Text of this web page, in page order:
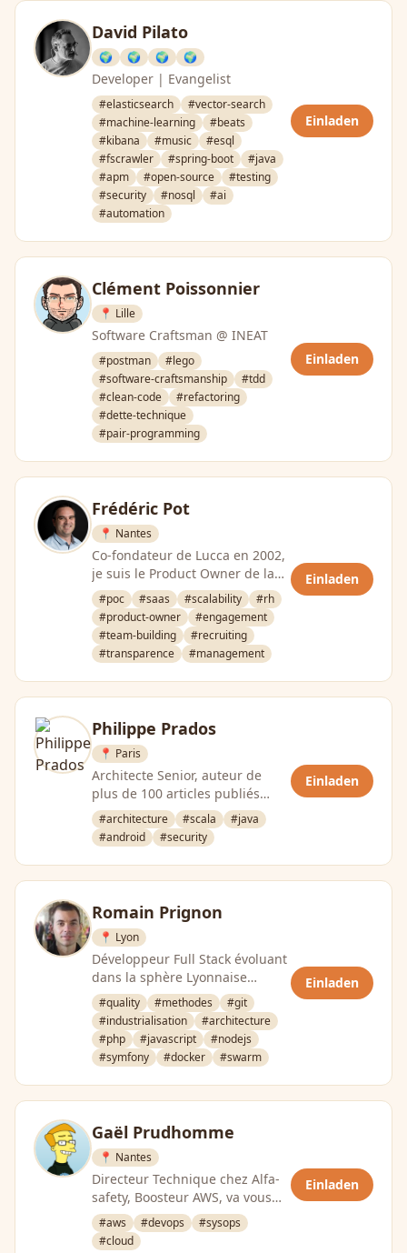
David Pilato
🌍 🌍 🌍 🌍
Developer | Evangelist
#elasticsearch
#vector-search
#machine-learning
#beats
#kibana
#music
#esql
#fscrawler
#spring-boot
#java
#apm
#open-source
#testing
#security
#nosql
#ai
#automation
Einladen
Clément Poissonnier
📍 Lille
Software Craftsman @ INEAT
#postman
#lego
#software-craftsmanship
#tdd
#clean-code
#refactoring
#dette-technique
#pair-programming
Einladen
Frédéric Pot
📍 Nantes
Co-fondateur de Lucca en 2002,
je suis le Product Owner de la
solution Figgo utilisée par 115
000 salariés de 900 …
#poc #saas #scalability
#rh
#product-owner
#engagement
#team-building
#recruiting
#transparence
#management
Einladen
Philippe Prados
📍 Paris
Architecte Senior, auteur de
plus de 100 articles publiés
dans GNU Linux Mag,
conférencier à Devoxx, Paris
JUG, PAUG, …
#architecture #scala
#java
#android
#security
Einladen
Romain Prignon
📍 Lyon
Développeur Full Stack évoluant
dans la sphère Lyonnaise
depuis 6ans
#quality #methodes
#git
#industrialisation
#architecture
#php
#javascript
#nodejs
#symfony
#docker #swarm
Einladen
Gaël Prudhomme
📍 Nantes
Directeur Technique chez Alfa-
safety, Boosteur AWS, va vous
faire aimer le cloud
#aws #devops
#sysops
#cloud
Einladen